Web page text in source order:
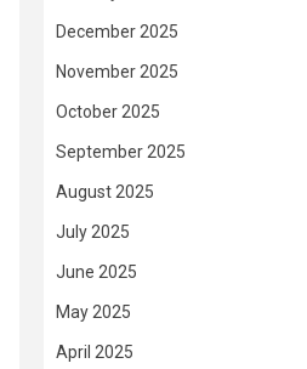
December 2025
November 2025
October 2025
September 2025
August 2025
July 2025
June 2025
May 2025
April 2025